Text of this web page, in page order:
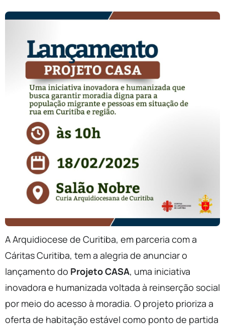
A Arquidiocese de Curitiba, em parceria com a
Cáritas Curitiba, tem a alegria de anunciar o
lançamento do Projeto CASA, uma iniciativa
inovadora e humanizada voltada à reinserção social
por meio do acesso à moradia. O projeto prioriza a
oferta de habitação estável como ponto de partida